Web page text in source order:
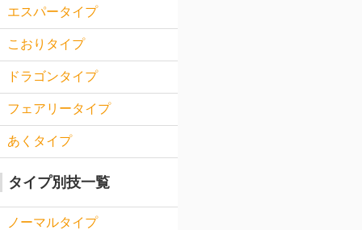
エスパータイプ
こおりタイプ
ドラゴンタイプ
フェアリータイプ
あくタイプ
タイプ別技一覧
ノーマルタイプ